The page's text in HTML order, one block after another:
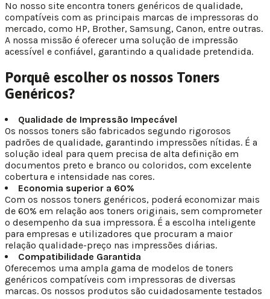
No nosso site encontra toners genéricos de qualidade,
compatíveis com as principais marcas de impressoras do
mercado, como HP, Brother, Samsung, Canon, entre outras.
A nossa missão é oferecer uma solução de impressão
acessível e confiável, garantindo a qualidade pretendida.
Porquê escolher os nossos Toners
Genéricos?
Qualidade de Impressão Impecável
Os nossos toners são fabricados segundo rigorosos
padrões de qualidade, garantindo impressões nítidas. É a
solução ideal para quem precisa de alta definição em
documentos preto e branco ou coloridos, com excelente
cobertura e intensidade nas cores.
Economia superior a 60%
Com os nossos toners genéricos, poderá economizar mais
de 60% em relação aos toners originais, sem comprometer
o desempenho da sua impressora. É a escolha inteligente
para empresas e utilizadores que procuram a maior
relação qualidade-preço nas impressões diárias.
Compatibilidade Garantida
Oferecemos uma ampla gama de modelos de toners
genéricos compatíveis com impressoras de diversas
marcas. Os nossos produtos são cuidadosamente testados